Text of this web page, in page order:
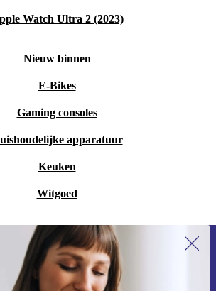
Watch Ultra 2 (2023)
Nieuw binnen
E-Bikes
Gaming consoles
apparatuur
Keuken
Witgoed
je aan voor onze nieuwsbrief en
€15 korting!
nooit meer een aanbieding.